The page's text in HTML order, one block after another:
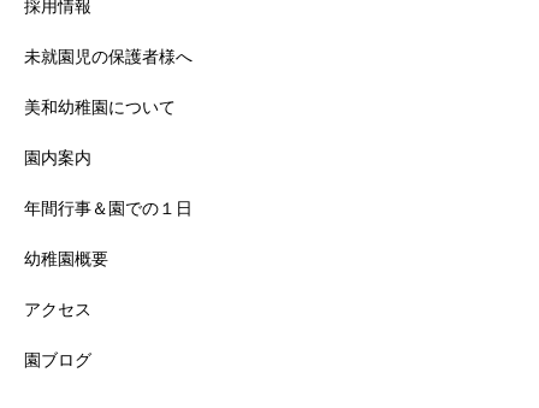
採用情報
未就園児の保護者様へ
美和幼稚園について
園内案内
年間行事＆園での１日
幼稚園概要
アクセス
園ブログ